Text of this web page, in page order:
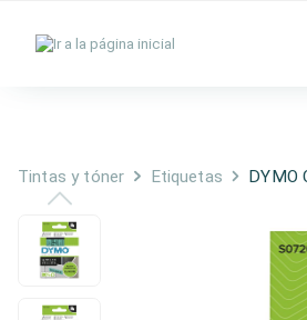
Tintas y tóner Etiquetas DYMO